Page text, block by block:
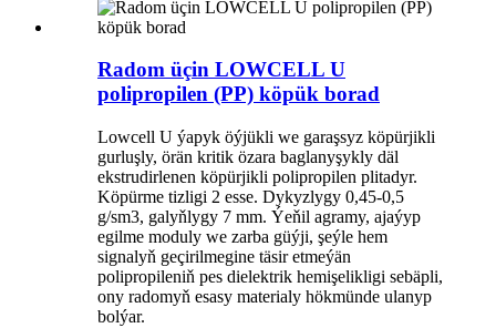
Radom üçin LOWCELL U
polipropilen (PP) köpük borad
Lowcell U ýapyk öýjükli we garaşsyz köpürjikli
gurluşly, örän kritik özara baglanyşykly däl
ekstrudirlenen köpürjikli polipropilen plitadyr.
Köpürme tizligi 2 esse. Dykyzlygy 0,45-0,5
g/sm3, galyňlygy 7 mm. Ýeňil agramy, ajaýyp
egilme moduly we zarba güýji, şeýle hem
signalyň geçirilmegine täsir etmeýän
polipropileniň pes dielektrik hemişelikligi sebäpli,
ony radomyň esasy materialy hökmünde ulanyp
bolýar.